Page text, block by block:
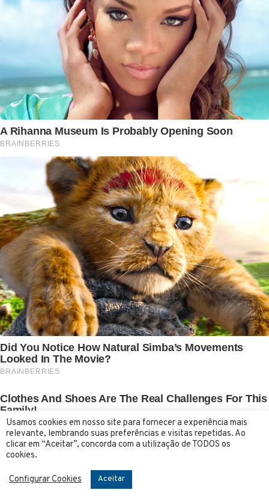
Usamos cookies em nosso site para fornecer a experiência mais
relevante, lembrando suas preferências e visitas repetidas. Ao
clicar em “Aceitar”, concorda com a utilização de TODOS os
cookies.
Configurar Cookies Aceitar